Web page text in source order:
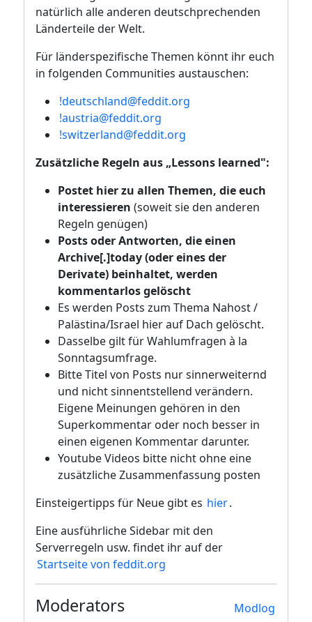
natürlich alle anderen deutschprechenden
Länderteile der Welt.
Für länderspezifische Themen könnt ihr euch
in folgenden Communities austauschen:
!deutschland@feddit.org
!austria@feddit.org
!switzerland@feddit.org
Zusätzliche Regeln aus „Lessons learned":
Postet hier zu allen Themen, die euch
interessieren (soweit sie den anderen
Regeln genügen)
Posts oder Antworten, die einen
Archive[.]today (oder eines der
Derivate) beinhaltet, werden
kommentarlos gelöscht
Es werden Posts zum Thema Nahost /
Palästina/Israel hier auf Dach gelöscht.
Dasselbe gilt für Wahlumfragen à la
Sonntagsumfrage.
Bitte Titel von Posts nur sinnerweiternd
und nicht sinnentstellend verändern.
Eigene Meinungen gehören in den
Superkommentar oder noch besser in
einen eigenen Kommentar darunter.
Youtube Videos bitte nicht ohne eine
zusätzliche Zusammenfassung posten
Einsteigertipps für Neue gibt es hier.
Eine ausführliche Sidebar mit den
Serverregeln usw. findet ihr auf der
Startseite von feddit.org
Modlog
Moderators